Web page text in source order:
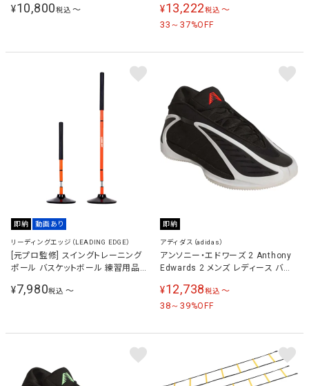
¥10,800税込 〜
ク/レッド KJ2363
¥13,222税込 〜
33～37%OFF
即納 動画あり
リーディングエッジ（LEADING EDGE）
[元プロ監修] スイングトレーニング
ポール バスケットボール 練習用品
¥7,980税込 〜
即納
アディダス（adidas）
アンソニー・エドワーズ 2 Anthony
Edwards 2 メンズ レディース バス
リック/レッド JS3508
¥12,738税込 〜
38～39%OFF